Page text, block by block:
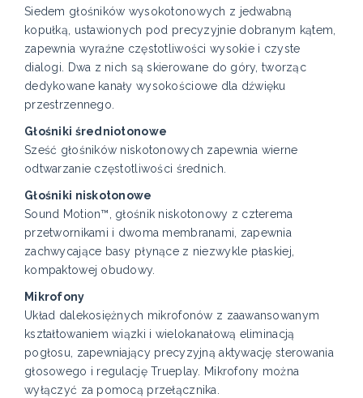
Siedem głośników wysokotonowych z jedwabną
kopułką, ustawionych pod precyzyjnie dobranym kątem,
zapewnia wyraźne częstotliwości wysokie i czyste
dialogi. Dwa z nich są skierowane do góry, tworząc
dedykowane kanały wysokościowe dla dźwięku
przestrzennego.
Głośniki średniotonowe
Sześć głośników niskotonowych zapewnia wierne
odtwarzanie częstotliwości średnich.
Głośniki niskotonowe
Sound Motion™, głośnik niskotonowy z czterema
przetwornikami i dwoma membranami, zapewnia
zachwycające basy płynące z niezwykle płaskiej,
kompaktowej obudowy.
Mikrofony
Układ dalekosiężnych mikrofonów z zaawansowanym
kształtowaniem wiązki i wielokanałową eliminacją
pogłosu, zapewniający precyzyjną aktywację sterowania
głosowego i regulację Trueplay. Mikrofony można
wyłączyć za pomocą przełącznika.